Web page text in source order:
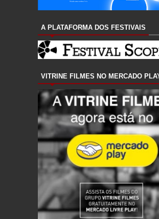
A PLATAFORMA DOS FESTIVAIS
VITRINE FILMES NO MERCADO